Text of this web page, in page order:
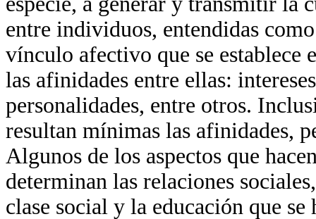
entre individuos, entendidas
vínculo afectivo que se establece
las afinidades entre ellas:
personalidades, entre otros.
resultan mínimas las afinidades,
Algunos de los aspectos que
determinan las relaciones
clase social y la educación que se